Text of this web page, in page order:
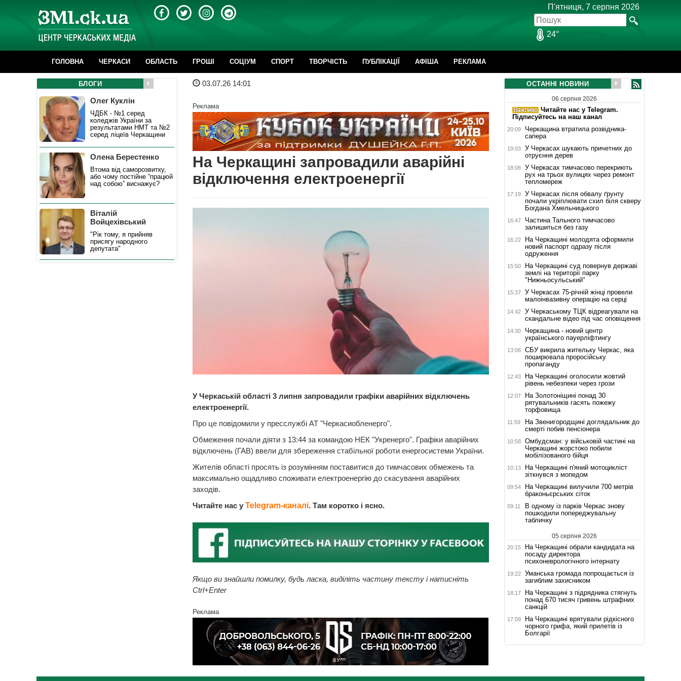
П'ятниця, 7 серпня 2026
24°
ГОЛОВНА ЧЕРКАСИ ОБЛАСТЬ ГРОШІ CОЦІУМ СПОРТ ТВОРЧІСТЬ ПУБЛІКАЦІЇ АФІША РЕКЛАМА
03.07.26 14:01
Реклама
На Черкащині запровадили аварійні
відключення електроенергії
У Черкаській області 3 липня запровадили графіки аварійних відключень
електроенергії.
Про це повідомили у пресслужбі АТ "Черкасиобленерго".
Обмеження почали діяти з 13:44 за командою НЕК "Укренерго". Графіки аварійних
відключень (ГАВ) ввели для збереження стабільної роботи енергосистеми України.
Жителів області просять із розумінням поставитися до тимчасових обмежень та
максимально ощадливо споживати електроенергію до скасування аварійних
заходів.
Читайте нас у Telegram-каналі. Там коротко і ясно.
Якщо ви знайшли помилку, будь ласка, виділіть частину тексту і натисніть
Ctrl+Enter
Реклама
БЛОГИ
Олег Куклін
ЧДБК - №1 серед
коледжів України за
результатами НМТ та №2
серед ліцеїв Черкащини
Олена Берестенко
Втома від саморозвитку,
або чому постійне “працюй
над собою” виснажує?
Віталій
Войцехівський
"Рік тому, я прийняв
присягу народного
депутата"
ОСТАННІ НОВИНИ
06 серпня 2026
Читайте нас у Telegram.
Підписуйтесь на наш канал
20:09
Черкащина втратила розвідника-
сапера
19:03
У Черкасах шукають причетних до
отруєння дерев
18:08
У Черкасах тимчасово перекриють
рух на трьох вулицях через ремонт
тепломереж
17:19
У Черкасах після обвалу ґрунту
почали укріплювати схил біля скверу
Богдана Хмельницького
16:47
Частина Тального тимчасово
залишиться без газу
16:22
На Черкащині молодята оформили
новий паспорт одразу після
одруження
15:50
На Черкащині суд повернув державі
землі на території парку
"Нижньосульський"
15:37
У Черкасах 75-річній жінці провели
малоінвазивну операцію на серці
14:42
У Черкаському ТЦК відреагували на
скандальне відео під час оповіщення
14:30
Черкащина - новий центр
українського пауерліфтингу
13:06
СБУ викрила жительку Черкас, яка
поширювала проросійську
пропаганду
12:43
На Черкащині оголосили жовтий
рівень небезпеки через грози
12:07
На Золотоніщині понад 30
рятувальників гасять пожежу
торфовища
11:59
На Звенигородщині доглядальник до
смерті побив пенсіонера
10:58
Омбудсман: у військовій частині на
Черкащині жорстоко побили
мобілізованого бійця
10:13
На Черкащині п'яний мотоцикліст
зіткнувся з мопедом
09:54
На Черкащині вилучили 700 метрів
браконьєрських сіток
09:11
В одному із парків Черкас знову
пошкодили попереджувальну
табличку
05 серпня 2026
20:15
На Черкащині обрали кандидата на
посаду директора
психоневрологічного інтернату
19:22
Уманська громада попрощається із
загиблим захисником
18:17
На Черкащині з підрядника стягнуть
понад 670 тисяч гривень штрафних
санкцій
17:09
На Черкащині врятували рідкісного
чорного грифа, який прилетів із
Болгарії